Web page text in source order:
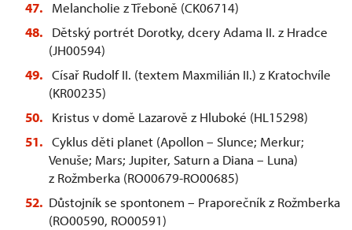
Melancholie z Třeboně (CK06714)
Dětský portrét Dorotky, dcery Adama II. z Hradce
(JH00594)
Císař Rudolf II. (textem Maxmilián II.) z Kratochvíle
(KR00235)
Kristus v domě Lazarově z Hluboké (HL15298)
Cyklus děti planet (Apollon – Slunce; Merkur;
Venuše; Mars; Jupiter, Saturn a Diana – Luna)
z Rožmberka (RO00679-RO00685)
Důstojník se spontonem – Praporečník z Rožmberka
(RO00590, RO00591)